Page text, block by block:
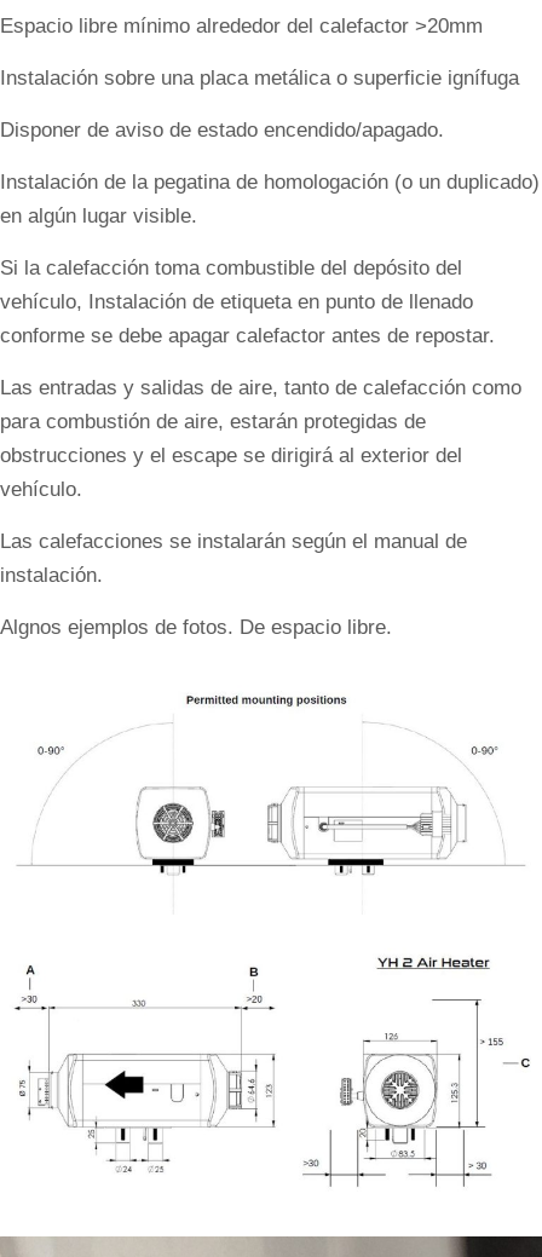
Espacio libre mínimo alrededor del calefactor >20mm
Instalación sobre una placa metálica o superficie ignífuga
Disponer de aviso de estado encendido/apagado.
Instalación de la pegatina de homologación (o un duplicado)
en algún lugar visible.
Si la calefacción toma combustible del depósito del
vehículo, Instalación de etiqueta en punto de llenado
conforme se debe apagar calefactor antes de repostar.
Las entradas y salidas de aire, tanto de calefacción como
para combustión de aire, estarán protegidas de
obstrucciones y el escape se dirigirá al exterior del
vehículo.
Las calefacciones se instalarán según el manual de
instalación.
Algnos ejemplos de fotos. De espacio libre.